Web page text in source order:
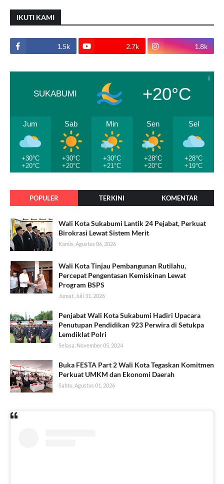
IKUTI KAMI
1.5k 2.7k 1.8k
SUKABUMI +20°C
Jum
+30°C
+20°C
Sab
+30°C
+20°C
Min
+30°C
+21°C
Sen
+28°C
+20°C
Sel
+28°C
+19°C
POPULER TERKINI KOMENTAR
Wali Kota Sukabumi Lantik 24 Pejabat, Perkuat
Birokrasi Lewat Sistem Merit
Kamis, Agustus 06, 2026
Wali Kota Tinjau Pembangunan Rutilahu,
Percepat Pengentasan Kemiskinan Lewat
Program BSPS
Jumat, Juli 31, 2026
Penjabat Wali Kota Sukabumi Hadiri Upacara
Penutupan Pendidikan 923 Perwira di Setukpa
Lemdiklat Polri
Selasa, November 05, 2024
Buka FESTA Part 2 Wali Kota Tegaskan Komitmen
Perkuat UMKM dan Ekonomi Daerah
Sabtu, Agustus 01, 2026